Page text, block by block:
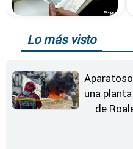
Lo más visto
una
de